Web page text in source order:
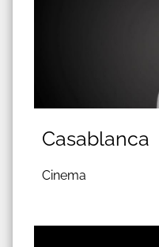
Casablanca
Cinema